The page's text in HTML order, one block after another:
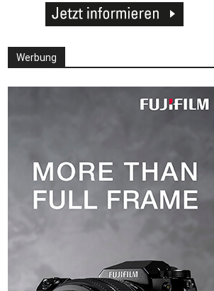
Werbung